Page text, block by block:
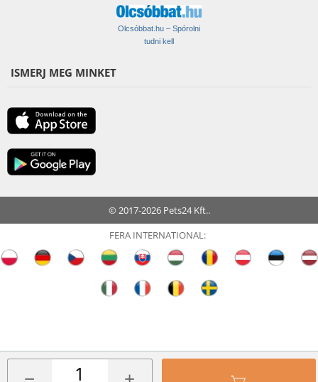
Olcsóbbat.hu – Spórolni
tudni kell
ISMERJ MEG MINKET
© 2017-2026 Pets24 Kft..
FERA INTERNATIONAL: